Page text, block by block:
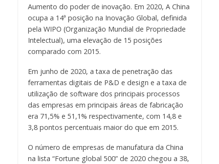
Aumento do poder de inovação. Em 2020, A China
ocupa a 14ª posição na Inovação Global, definida
pela WIPO (Organização Mundial de Propriedade
Intelectual), uma elevação de 15 posições
comparado com 2015.
Em junho de 2020, a taxa de penetração das
ferramentas digitais de P&D e design e a taxa de
utilização de software dos principais processos
das empresas em principais áreas de fabricação
era 71,5% e 51,1% respectivamente, com 14,8 e
3,8 pontos percentuais maior do que em 2015.
O número de empresas de manufatura da China
na lista “Fortune global 500” de 2020 chegou a 38,